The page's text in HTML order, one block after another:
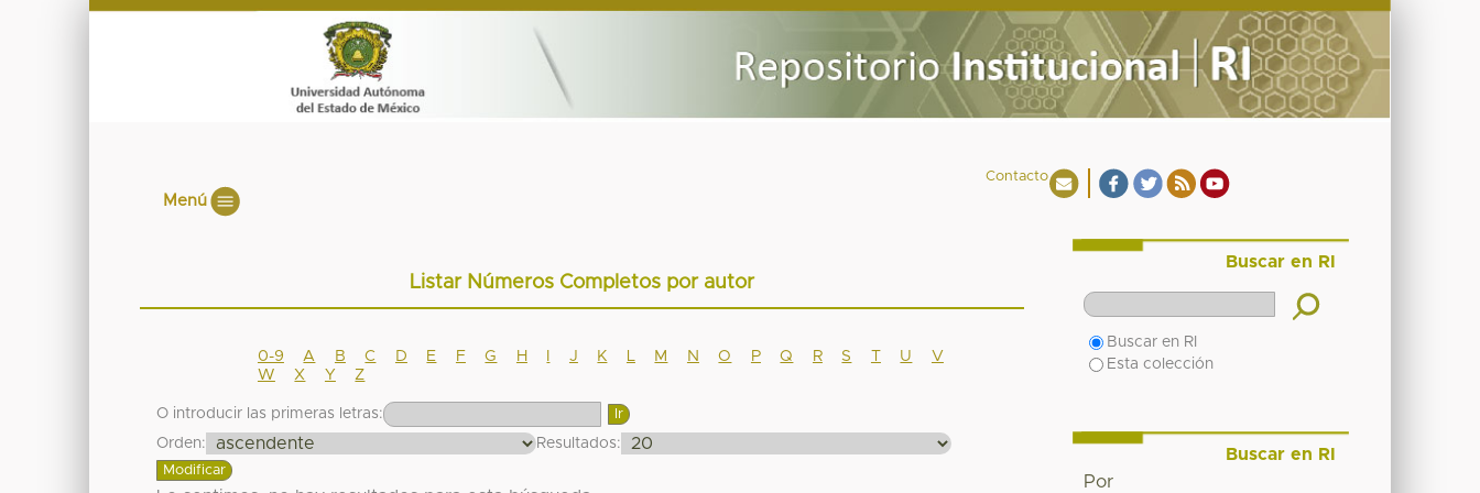
Contacto
Menú
Listar Números Completos por autor
0-9 A B C D E F G H J K M N O P Q R S T U
V
W
X Y Z
O introducir las primeras letras:
Orden:
Resultados:
Buscar en RI
Buscar en RI
Esta colección
Buscar en RI
Por